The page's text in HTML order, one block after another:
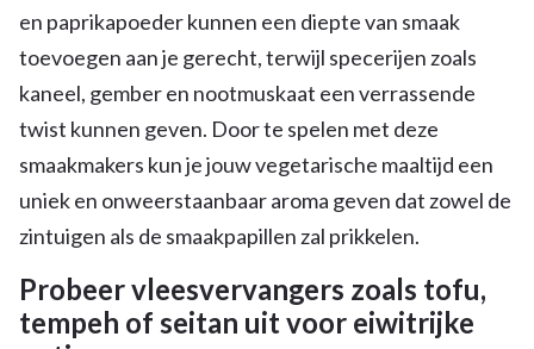
en paprikapoeder kunnen een diepte van smaak
toevoegen aan je gerecht, terwijl specerijen zoals
kaneel, gember en nootmuskaat een verrassende
twist kunnen geven. Door te spelen met deze
smaakmakers kun je jouw vegetarische maaltijd een
uniek en onweerstaanbaar aroma geven dat zowel de
zintuigen als de smaakpapillen zal prikkelen.
Probeer vleesvervangers zoals tofu,
tempeh of seitan uit voor eiwitrijke